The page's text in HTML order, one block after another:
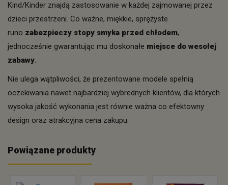
Kind/Kinder znajdą zastosowanie w każdej zajmowanej przez
dzieci przestrzeni. Co ważne, miękkie, sprężyste
runo zabezpieczy stopy smyka przed chłodem,
jednocześnie gwarantując mu doskonałe miejsce do wesołej
zabawy.
Nie ulega wątpliwości, że prezentowane modele spełnią
oczekiwania nawet najbardziej wybrednych klientów, dla których
wysoka jakość wykonania jest równie ważna co efektowny
design oraz atrakcyjna cena zakupu.
Powiązane produkty